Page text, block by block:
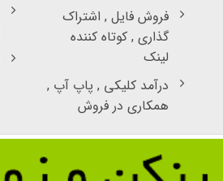
فروش فایل , اشتراک
گذاری , کوتاه کننده
لینک
درآمد کلیکی , پاپ آپ ,
همکاری در فروش